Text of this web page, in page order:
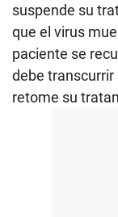
suspende su
que el virus
paciente se
debe transcurrir
retome su